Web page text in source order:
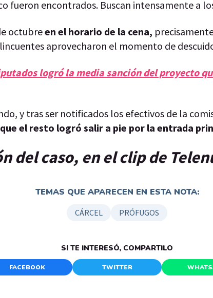
fueron encontrados. Buscan intensamente a
octubreen el horario de la cena,
aprovecharon el momento de
logró la media sanción del proyecto
y tras ser notificados los efectivos de la
el resto logró salir a pie por la entrada
del caso, en el clip de
TEMAS QUE APARECEN EN ESTA NOTA:
CÁRCEL PRÓFUGOS
SI TE INTERESÓ, COMPARTILO
FACEBOOK TWITTER